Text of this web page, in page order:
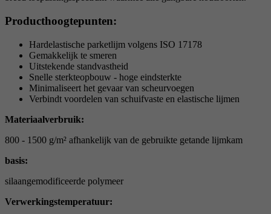
Producthoogtepunten:
Hardelastische parketlijm volgens ISO 17178
Gemakkelijk te smeren
Uitstekende standvastheid
Snelle sterkteopbouw - hoge eindsterkte
Minimaliseert het gevaar van scheurvoegen
Verbindt voordelen van schuifvaste en elastische lijmen
Materiaalverbruik:
800 - 1500 g/m² afhankelijk van de gebruikte getande lijmkam
basis:
silaangemodificeerde polymeer
Verwerkingstemperatuur: